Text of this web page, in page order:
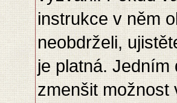
instrukce v něm
neobdrželi,
je platná.
zmenšit